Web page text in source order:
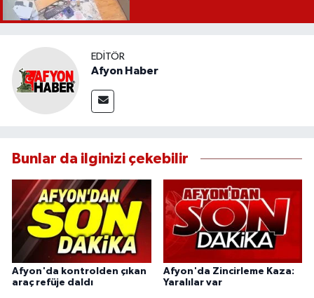
EDITÖR
Afyon Haber
Bunlar da ilginizi çekebilir
Afyon'da kontrolden çıkan
araç refüje daldı
Afyon'da Zincirleme Kaza:
Yaralılar var